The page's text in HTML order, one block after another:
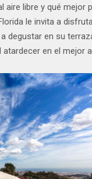
aire libre y qué mejor
le invita a
degustar en su
en el mejor